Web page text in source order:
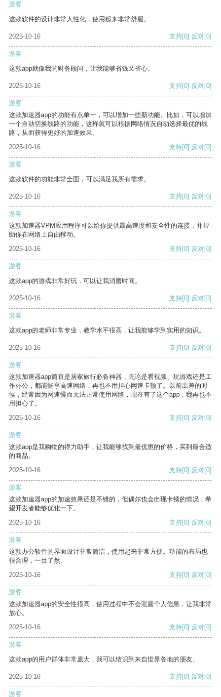
游客
这款软件的设计非常人性化，使用起来非常舒服。
2025-10-16 支持[0] 反对[0]
游客
这款app就像我的财务顾问，让我能够省钱又省心。
2025-10-16 支持[0] 反对[0]
游客
这款加速器app的功能有点单一，可以增加一些新功能。比如，可以增加
一个自动切换线路的功能，这样就可以根据网络情况自动选择最优的线
路，从而获得更好的加速效果。
2025-10-16
支持[0] 反对[0]
游客
这款软件的功能非常全面，可以满足我所有需求。
2025-10-16 支持[0] 反对[0]
游客
这款加速器VPM应用程序可以给你提供最高速度和安全性的连接，并帮
助你在网络上自由移动。
2025-10-16
支持[0] 反对[0]
游客
这款app的游戏非常好玩，可以让我消磨时间。
2025-10-16 支持[0] 反对[0]
游客
这款app的老师非常专业，教学水平很高，让我能够学到实用的知识。
2025-10-16 支持[0] 反对[0]
游客
这款加速器app简直是居家旅行必备神器，无论是看视频、玩游戏还是工
作办公，都能畅享高速网络，再也不用担心网速卡顿了。以前出差的时
候，经常因为网速慢而无法正常使用网络，现在有了这个app，我再也不
用担心了。
2025-10-16
支持[0] 反对[0]
游客
这款app是我购物的得力助手，让我能够找到最优惠的价格，买到最合适
的商品。
2025-10-16
支持[0] 反对[0]
游客
这款加速器app的加速效果还是不错的，但偶尔也会出现卡顿的情况，希
望开发者能够优化一下。
2025-10-16
支持[0] 反对[0]
游客
这款办公软件的界面设计非常简洁，使用起来非常方便。功能的布局也
很合理，一目了然。
2025-10-16
支持[0] 反对[0]
游客
这款加速器app的安全性很高，使用过程中不会泄露个人信息，让我非常
放心。
2025-10-16
支持[0] 反对[0]
游客
这款app的用户群体非常庞大，我可以结识到来自世界各地的朋友。
2025-10-16 支持[0] 反对[0]
游客